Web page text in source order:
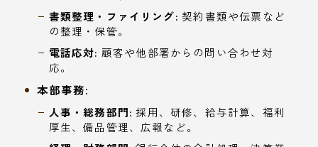
書類整理・ファイリング: 契約書類や伝票など
の整理・保管。
電話応対: 顧客や他部署からの問い合わせ対
応。
本部事務:
人事・総務部門: 採用、研修、給与計算、福利
厚生、備品管理、広報など。